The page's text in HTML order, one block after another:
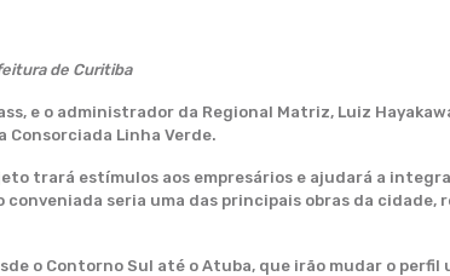
de Curitiba
e o administrador da Regional Matriz, Luiz
Consorciada Linha Verde.
trará estímulos aos empresários e ajudará a
seria uma das principais obras da cidade,
o Contorno Sul até o Atuba, que irão mudar o